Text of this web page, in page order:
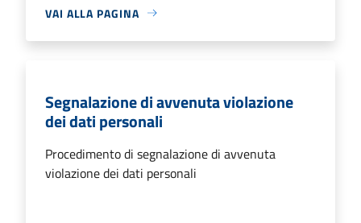
VAI ALLA PAGINA
Segnalazione di avvenuta violazione
dei dati personali
Procedimento di segnalazione di avvenuta
violazione dei dati personali